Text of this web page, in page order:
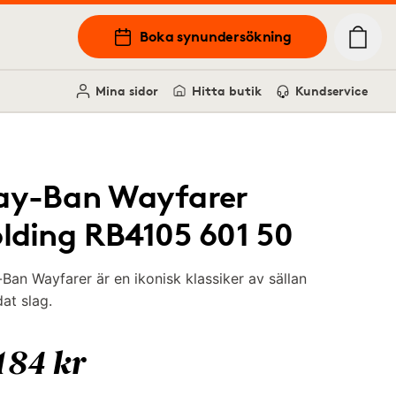
Boka synundersökning
Mina sidor Hitta butik Kundservice
Ban Wayfarer
RB4105 601 50
Ban Wayfarer är en ikonisk klassiker av sällan
slag.
kr